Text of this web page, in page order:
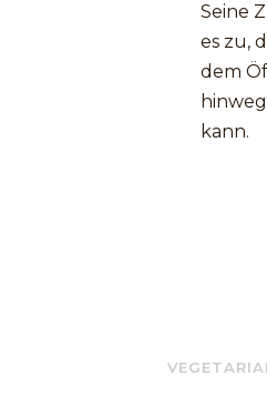
Seine
es zu,
dem
kann.